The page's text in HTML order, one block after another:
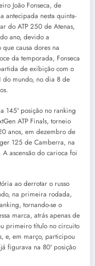
João Fonseca, de
antecipada nesta quinta-
do ATP 250 de Atenas,
ano, devido a
causa dores na
da temporada, Fonseca
de exibição com o
do mundo, no dia 8 de
145ª posição no ranking
ATP Finals, torneio
anos, em dezembro de
125 de Camberra, na
A ascensão do carioca foi
ao derrotar o russo
na primeira rodada,
tornando-se o
marca, atrás apenas de
primeiro título no circuito
e, em março, participou
figurava na 80ª posição